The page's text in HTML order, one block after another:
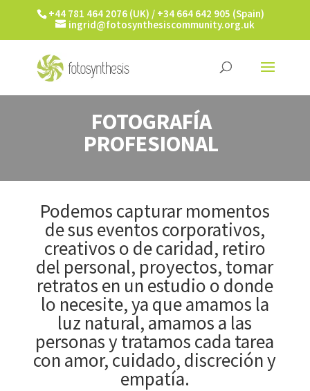
+44 781 464 2076 (UK) / +34 664 642 905 (Spain)
ingrid@fotosynthesiscommunity.org.uk
FOTOGRAFÍA
PROFESIONAL
Podemos capturar momentos
de sus eventos corporativos,
creativos o de caridad, retiro
del personal, proyectos, tomar
retratos en un estudio o donde
lo necesite, ya que amamos la
luz natural, amamos a las
personas y tratamos cada tarea
con amor, cuidado, discreción y
empatía.